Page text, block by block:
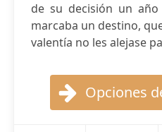
de su decisión un
marcaba un destino,
valentía no les alejase
Opciones